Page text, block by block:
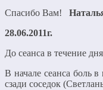
Спасибо Вам!
28.06.2011г.
До сеанса в течение
В начале сеанса боль
сзади соседок